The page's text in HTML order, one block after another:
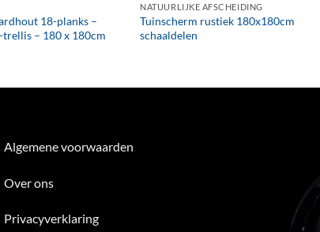
18-planks –
– 180 x 180cm
NATUURLIJKE AFSCHEIDING
Tuinscherm rustiek 180x180cm
schaaldelen
Algemene voorwaarden
Over ons
Privacyverklaring